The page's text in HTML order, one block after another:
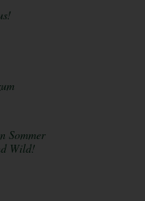
Sommer
Wild!